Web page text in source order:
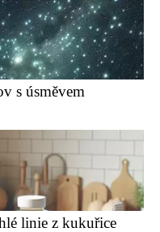
s úsměvem
linie z kukuřice